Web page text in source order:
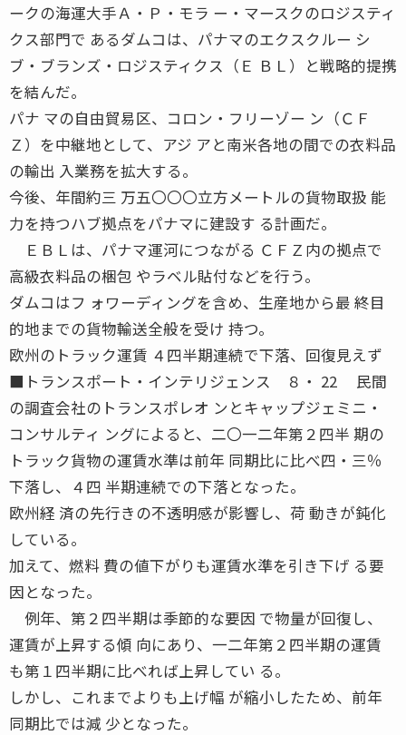
ークの海運大手Ａ・Ｐ・モラ ー・マースクのロジスティ
クス部門で あるダムコは、パナマのエクスクルー シ
ブ・ブランズ・ロジスティクス（Ｅ ＢＬ）と戦略的提携
を結んだ。
パナ マの自由貿易区、コロン・フリーゾー ン（ＣＦ
Ｚ）を中継地として、アジ アと南米各地の間での衣料品
の輸出 入業務を拡大する。
今後、年間約三 万五〇〇〇立方メートルの貨物取扱 能
力を持つハブ拠点をパナマに建設す る計画だ。
ＥＢＬは、パナマ運河につながる ＣＦＺ内の拠点で
高級衣料品の梱包 やラベル貼付などを行う。
ダムコはフ ォワーディングを含め、生産地から最 終目
的地までの貨物輸送全般を受け 持つ。
欧州のトラック運賃 ４四半期連続で下落、回復見えず
■トランスポート・インテリジェンス ８・ 22 民間
の調査会社のトランスポレオ ンとキャップジェミニ・
コンサルティ ングによると、二〇一二年第２四半 期の
トラック貨物の運賃水準は前年 同期比に比べ四・三％
下落し、４四 半期連続での下落となった。
欧州経 済の先行きの不透明感が影響し、荷 動きが鈍化
している。
加えて、燃料 費の値下がりも運賃水準を引き下げ る要
因となった。
例年、第２四半期は季節的な要因 で物量が回復し、
運賃が上昇する傾 向にあり、一二年第２四半期の運賃
も第１四半期に比べれば上昇してい る。
しかし、これまでよりも上げ幅 が縮小したため、前年
同期比では減 少となった。